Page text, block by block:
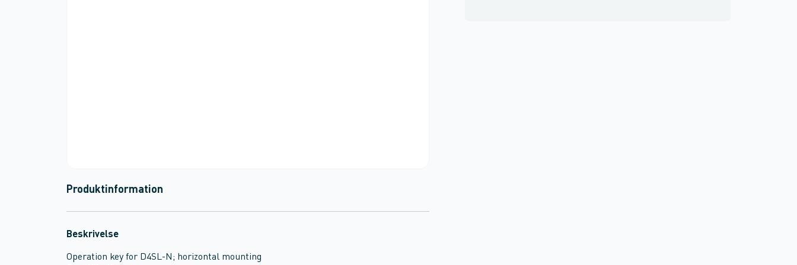
Produktinformation
Beskrivelse
Operation key for D4SL-N; horizontal mounting